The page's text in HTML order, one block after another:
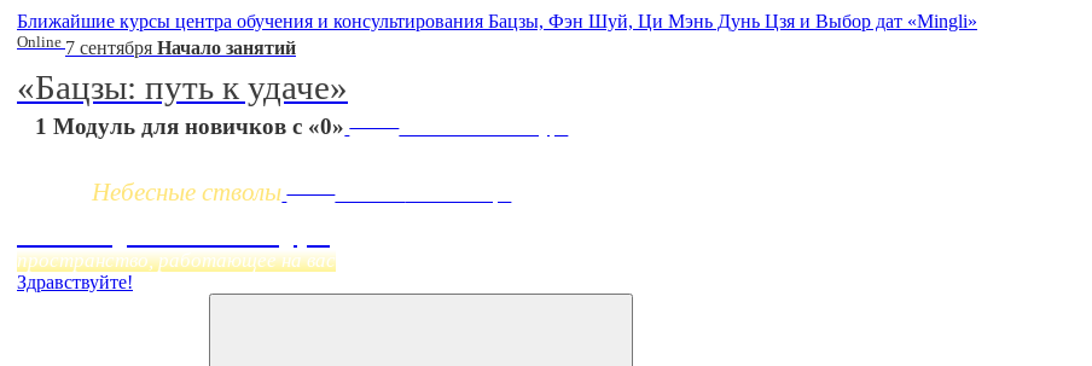
Ближайшие курсы центра обучения и консультирования Бацзы, Фэн Шуй, Ци Мэнь Дунь Цзя и Выбор дат «Mingli»
Online 7 сентября Начало занятий
«Бацзы: путь к удаче»
1 Модуль для новичков с «0» НОВЫЙ online-курс
Небесные стволы Начало:
пространство, работающее на вас
Здравствуйте!